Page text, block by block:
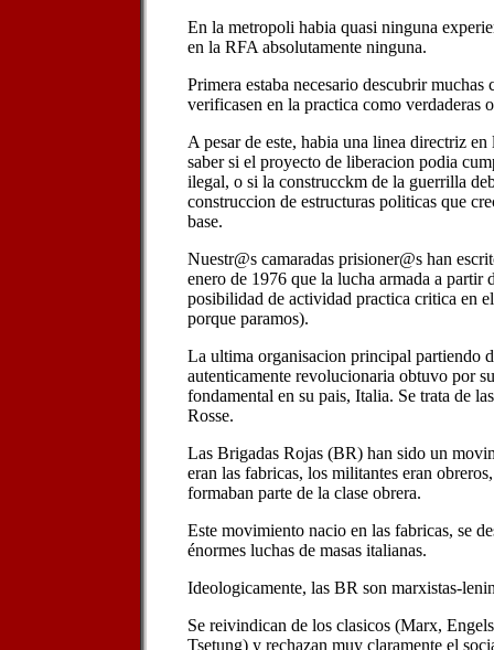
En la metropoli habia quasi ninguna
en la RFA absolutamente ninguna.
Primera estaba necesario descubrir muchas
verificasen en la practica como verdaderas
A pesar de este, habia una linea directriz
saber si el proyecto de liberacion podia
ilegal, o si la construcckm de la guerrilla
construccion de estructuras politicas que
base.
Nuestr@s camaradas prisioner@s han
enero de 1976 que la lucha armada a partir
posibilidad de actividad practica critica en
porque paramos).
La ultima organisacion principal partiendo
autenticamente revolucionaria obtuvo por
fondamental en su pais, Italia. Se trata de
Rosse.
Las Brigadas Rojas (BR) han sido un
eran las fabricas, los militantes eran
formaban parte de la clase obrera.
Este movimiento nacio en las fabricas, se
énormes luchas de masas italianas.
Ideologicamente, las BR son marxistas-
Se reivindican de los clasicos (Marx,
Tsetung) y rechazan muy claramente el